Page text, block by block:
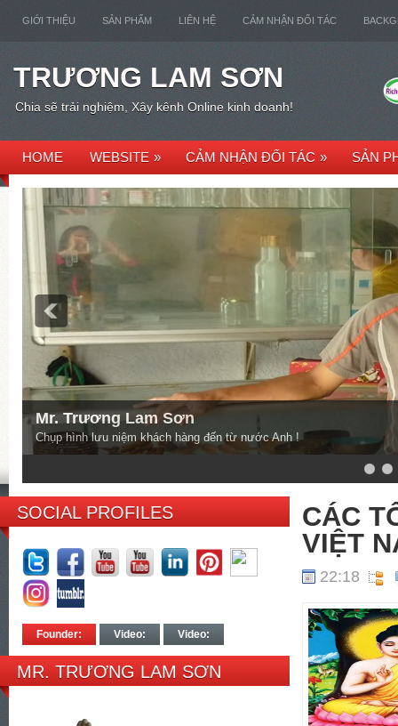
GIỚI THIỆU SẢN PHẨM LIÊN HỆ CẢM NHẬN ĐỐI TÁC
TRƯƠNG LAM SƠN
Chia sẽ trải nghiệm, Xây kênh Online kinh doanh!
HOME WEBSITE » CẢM NHẬN ĐỐI TÁC » SẢN
Mr. Trương Lam Sơn
Lưu niệm khách hàng từ Mỹ!
SOCIAL PROFILES
Founder: Video: Video:
MR. TRƯƠNG LAM SƠN
CÁC
VIỆT
22:18